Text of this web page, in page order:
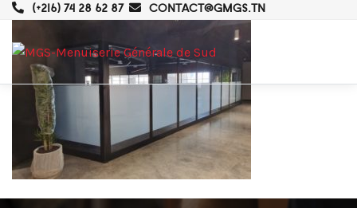
(+216) 74 28 62 87 CONTACT@GMGS.TN